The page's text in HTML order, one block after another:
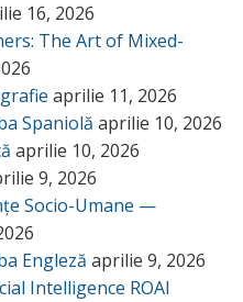
16, 2026
The Art of Mixed-
aprilie 11, 2026
Spaniolă aprilie 10, 2026
aprilie 10, 2026
9, 2026
Socio-Umane —
Engleză aprilie 9, 2026
Intelligence ROAI